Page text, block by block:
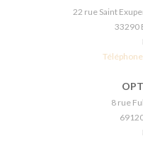
22 rue Saint
33290
Téléphone
8 rue